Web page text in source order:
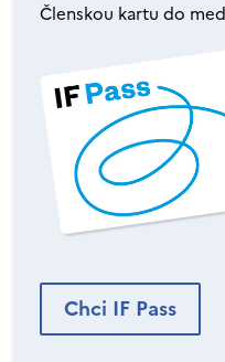
Členskou kartu do
Chci IF Pass